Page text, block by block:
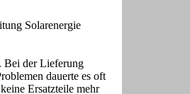
Solarenergie
Bei der Lieferung
dauerte es oft
Ersatzteile mehr